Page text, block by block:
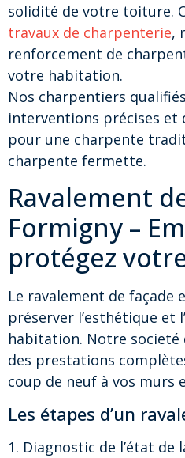
solidité de votre toiture.
travaux de charpenterie,
renforcement de
votre habitation.
Nos charpentiers
interventions précises et
pour une charpente
charpente fermette.
Ravalement
Formigny –
protégez
Le ravalement de façade
préserver l’esthétique et
habitation. Notre societé
des prestations
coup de neuf à vos murs
Les étapes d’un
1. Diagnostic de l’état de